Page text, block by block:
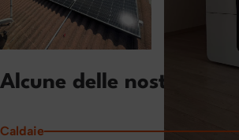
Alcune delle nostre
Caldaie